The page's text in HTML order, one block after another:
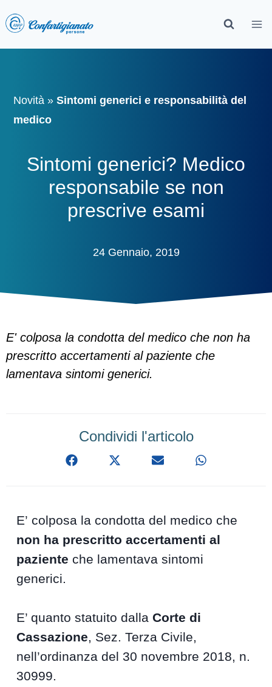
Novità »Sintomi generici e responsabilità del
medico
Sintomi generici? Medico
responsabile se non
prescrive esami
24 Gennaio, 2019
E' colposa la condotta del medico che non ha
prescritto accertamenti al paziente che
lamentava sintomi generici.
Condividi l'articolo
E’ colposa la condotta del medico che
non ha prescritto accertamenti al
paziente che lamentava sintomi
generici.
E’ quanto statuito dallaCorte di
Cassazione, Sez. Terza Civile,
nell’ordinanza del 30 novembre 2018, n.
30999.